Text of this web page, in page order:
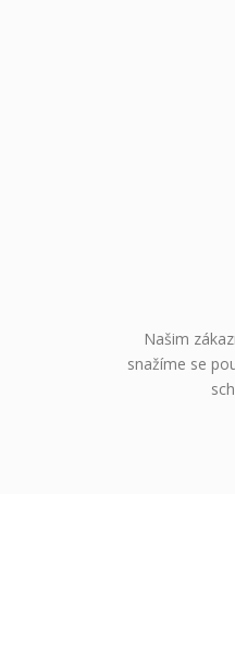
Našim
snažíme se